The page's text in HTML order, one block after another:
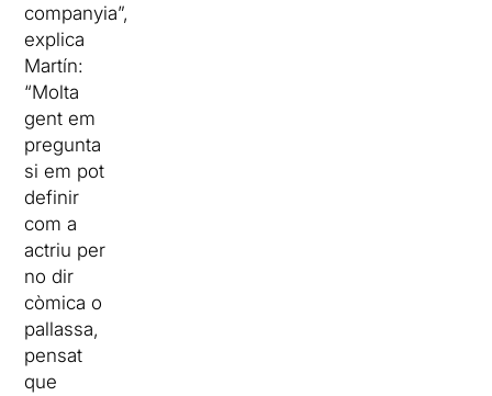
companyia”,
explica
Martín:
“Molta
gent em
pregunta
si em pot
definir
com a
actriu per
no dir
còmica o
pallassa,
pensat
que